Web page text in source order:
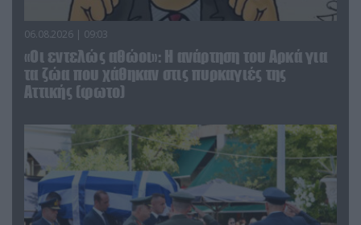
06.08.2026 | 09:03
«Οι εντελώς αθώοι»: Η ανάρτηση του Αρκά για
τα ζώα που χάθηκαν στις πυρκαγιές της
Αττικής (φωτο)